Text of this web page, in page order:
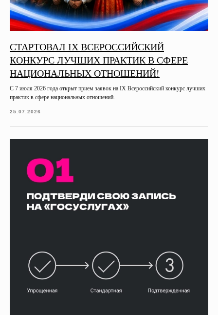
СТАРТОВАЛ IX ВСЕРОССИЙСКИЙ
КОНКУРС ЛУЧШИХ ПРАКТИК В СФЕРЕ
НАЦИОНАЛЬНЫХ ОТНОШЕНИЙ!
С 7 июля 2026 года открыт прием заявок на IХ Всероссийский конкурс лучших
практик в сфере национальных отношений.
25.07.2026